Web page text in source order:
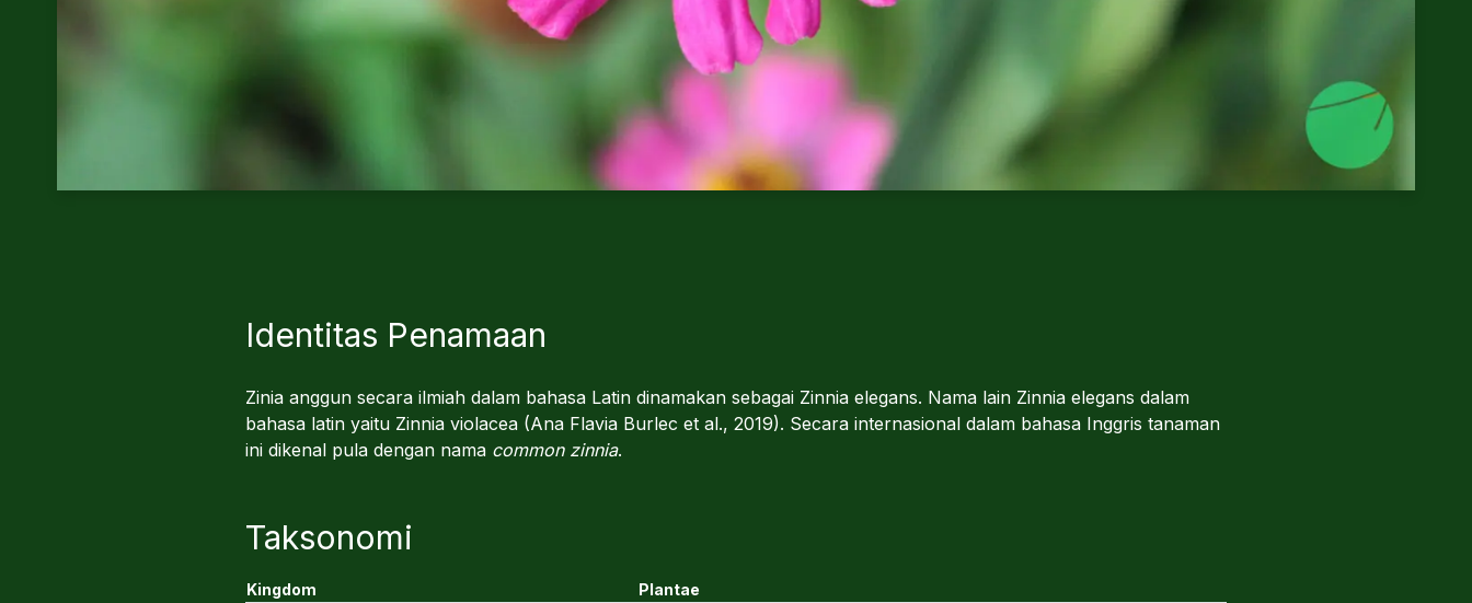
Identitas Penamaan
Zinia anggun secara ilmiah dalam bahasa Latin dinamakan sebagai Zinnia elegans. Nama lain Zinnia elegans dalam
bahasa latin yaitu Zinnia violacea (Ana Flavia Burlec et al., 2019). Secara internasional dalam bahasa Inggris tanaman
ini dikenal pula dengan nama common zinnia.
Taksonomi
Kingdom
Plantae